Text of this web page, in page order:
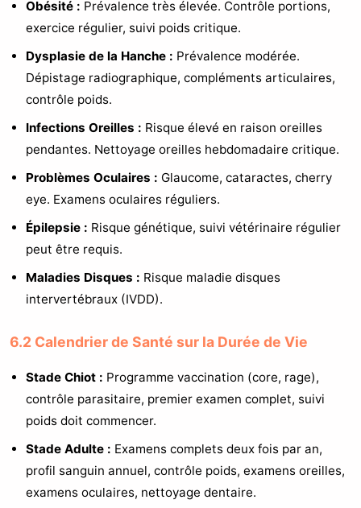
Obésité : Prévalence très élevée. Contrôle portions,
exercice régulier, suivi poids critique.
Dysplasie de la Hanche : Prévalence modérée.
Dépistage radiographique, compléments articulaires,
contrôle poids.
Infections Oreilles : Risque élevé en raison oreilles
pendantes. Nettoyage oreilles hebdomadaire critique.
Problèmes Oculaires : Glaucome, cataractes, cherry
eye. Examens oculaires réguliers.
Épilepsie : Risque génétique, suivi vétérinaire régulier
peut être requis.
Maladies Disques : Risque maladie disques
intervertébraux (IVDD).
6.2 Calendrier de Santé sur la Durée de Vie
Stade Chiot : Programme vaccination (core, rage),
contrôle parasitaire, premier examen complet, suivi
poids doit commencer.
Stade Adulte : Examens complets deux fois par an,
profil sanguin annuel, contrôle poids, examens oreilles,
examens oculaires, nettoyage dentaire.